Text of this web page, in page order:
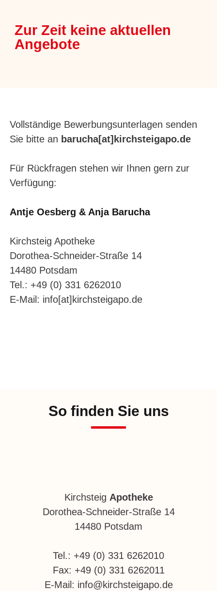
Zur Zeit keine aktuellen
Angebote
Vollständige Bewerbungsunterlagen senden
Sie bitte an barucha[at]kirchsteigapo.de
Für Rückfragen stehen wir Ihnen gern zur
Verfügung:
Antje Oesberg & Anja Barucha
Kirchsteig Apotheke
Dorothea-Schneider-Straße 14
14480 Potsdam
Tel.: +49 (0) 331 6262010
E-Mail: info[at]kirchsteigapo.de
So finden Sie uns
Kirchsteig Apotheke
Dorothea-Schneider-Straße 14
14480 Potsdam
Tel.: +49 (0) 331 6262010
Fax: +49 (0) 331 6262011
E-Mail: info@kirchsteigapo.de